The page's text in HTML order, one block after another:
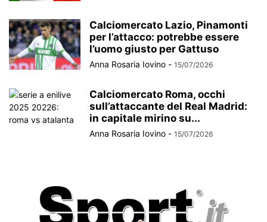
Calciomercato Lazio, Pinamonti
per l’attacco: potrebbe essere
l’uomo giusto per Gattuso
Anna Rosaria Iovino - 15/07/2026
Calciomercato Roma, occhi
sull’attaccante del Real Madrid:
in capitale mirino su...
Anna Rosaria Iovino - 15/07/2026